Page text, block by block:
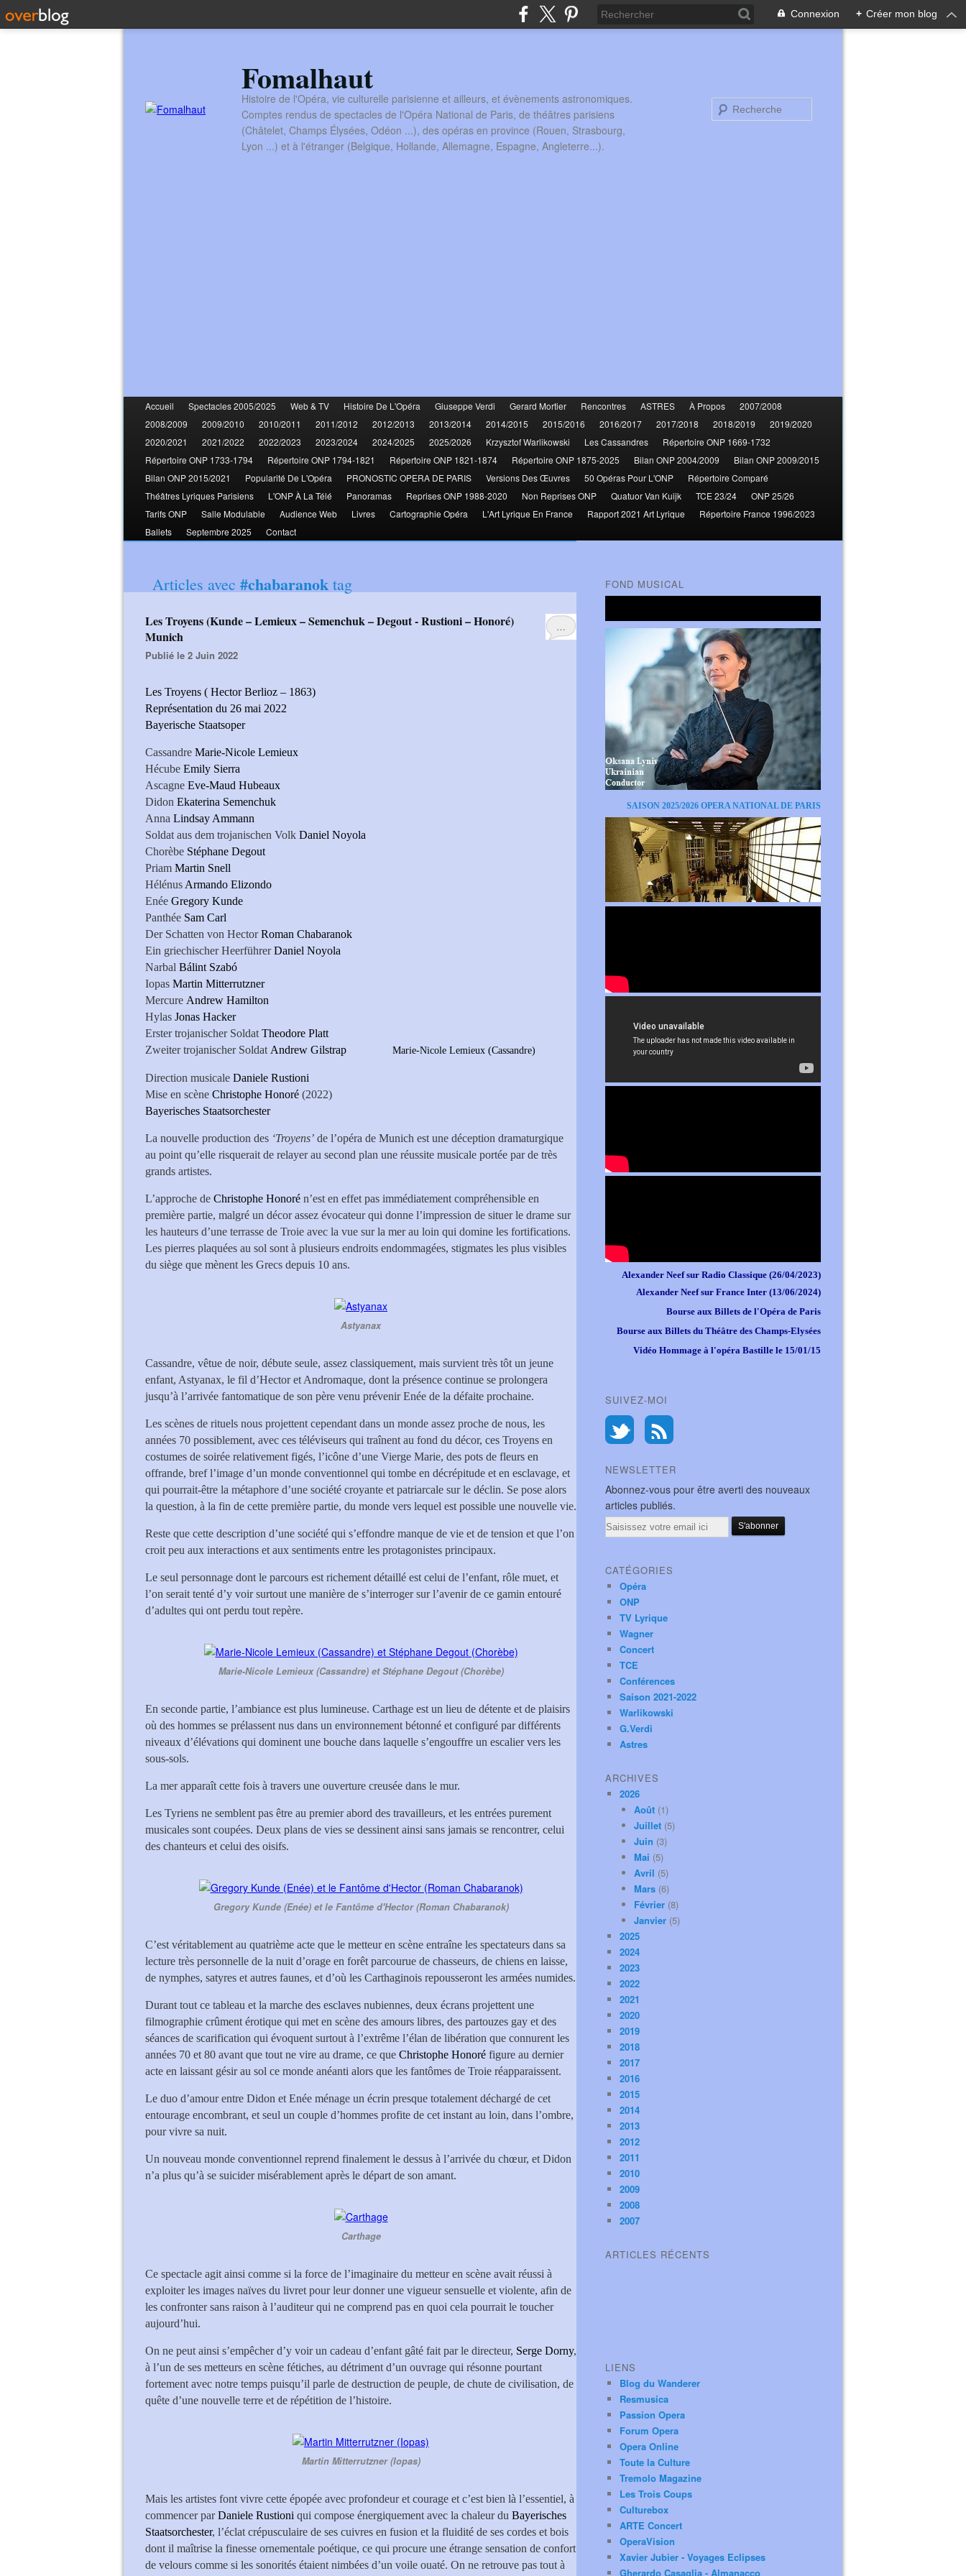
Connexion + Créer mon blog
Fomalhaut
Histoire de l'Opéra, vie culturelle parisienne et ailleurs, et évènements astronomiques.
Comptes rendus de spectacles de l'Opéra National de Paris, de théâtres parisiens
(Châtelet, Champs Élysées, Odéon ...), des opéras en province (Rouen, Strasbourg,
Lyon ...) et à l'étranger (Belgique, Hollande, Allemagne, Espagne, Angleterre...).
Accueil Spectacles 2005/2025 Web & TV Histoire De L'Opéra Giuseppe Verdi Gerard Mortier Rencontres ASTRES À Propos
2007/2008
2008/2009
2009/2010 2010/2011 2011/2012 2012/2013 2013/2014 2014/2015 2015/2016 2016/2017 2017/2018 2018/2019
2019/2020
2020/2021
2021/2022 2022/2023 2023/2024 2024/2025 2025/2026 Krzysztof Warlikowski Les Cassandres
Répertoire ONP 1669-1732
Répertoire ONP 1733-1794
Répertoire ONP 1794-1821 Répertoire ONP 1821-1874 Répertoire ONP 1875-2025 Bilan ONP 2004/2009
Bilan ONP 2009/2015
Bilan ONP 2015/2021
Popularité De L'Opéra PRONOSTIC OPERA DE PARIS Versions Des Œuvres 50 Opéras Pour L'ONP
Répertoire Comparé
Théâtres Lyriques Parisiens
L'ONP À La Télé Panoramas Reprises ONP 1988-2020 Non Reprises ONP Quatuor Van Kuijk TCE 23/24
ONP 25/26
Tarifs ONP
Salle Modulable Audience Web Livres Cartographie Opéra L'Art Lyrique En France Rapport 2021 Art Lyrique
Répertoire France 1996/2023
Ballets
Septembre 2025 Contact
Articles avec #chabaranok tag
…
Les Troyens (Kunde – Lemieux – Semenchuk – Degout - Rustioni – Honoré)
Munich
Publié le 2 Juin 2022
Les Troyens ( Hector Berlioz – 1863)
Représentation du 26 mai 2022
Bayerische Staatsoper
Cassandre Marie-Nicole Lemieux
Hécube Emily Sierra
Ascagne Eve-Maud Hubeaux
Didon Ekaterina Semenchuk
Anna Lindsay Ammann
Soldat aus dem trojanischen Volk Daniel Noyola
Chorèbe Stéphane Degout
Priam Martin Snell
Hélénus Armando Elizondo
Enée Gregory Kunde
Panthée Sam Carl
Der Schatten von HectorRoman Chabaranok
Ein griechischer HeerführerDaniel Noyola
Narbal Bálint Szabó
Iopas Martin Mitterrutzner
Mercure Andrew Hamilton
Hylas Jonas Hacker
Erster trojanischer Soldat Theodore Platt
Zweiter trojanischer Soldat Andrew Gilstrap Marie-Nicole Lemieux (Cassandre)
Direction musicale Daniele Rustioni
Mise en scène Christophe Honoré (2022)
Bayerisches Staatsorchester
La nouvelle production des ‘Troyens’ de l’opéra de Munich est une déception dramaturgique
au point qu’elle risquerait de relayer au second plan une réussite musicale portée par de très
grands artistes.
L’approche de Christophe Honoré n’est en effet pas immédiatement compréhensible en
première partie, malgré un décor assez évocateur qui donne l’impression de situer le drame sur
les hauteurs d’une terrasse de Troie avec la vue sur la mer au loin qui domine les fortifications.
Les pierres plaquées au sol sont à plusieurs endroits endommagées, stigmates les plus visibles
du siège que mènent les Grecs depuis 10 ans.
Astyanax
Cassandre, vêtue de noir, débute seule, assez classiquement, mais survient très tôt un jeune
enfant, Astyanax, le fil d’Hector et Andromaque, dont la présence continue se prolongera
jusqu’à l’arrivée fantomatique de son père venu prévenir Enée de la défaite prochaine.
Les scènes de rituels nous projettent cependant dans un monde assez proche de nous, les
années 70 possiblement, avec ces téléviseurs qui traînent au fond du décor, ces Troyens en
costumes de soirée relativement figés, l’icône d’une Vierge Marie, des pots de fleurs en
offrande, bref l’image d’un monde conventionnel qui tombe en décrépitude et en esclavage, et
qui pourrait-être la métaphore d’une société croyante et patriarcale sur le déclin. Se pose alors
la question, à la fin de cette première partie, du monde vers lequel est possible une nouvelle vie.
Reste que cette description d’une société qui s’effondre manque de vie et de tension et que l’on
croit peu aux interactions et aux sentiments entre les protagonistes principaux.
Le seul personnage dont le parcours est richement détaillé est celui de l’enfant, rôle muet, et
l’on serait tenté d’y voir surtout une manière de s’interroger sur l’avenir de ce gamin entouré
d’adultes qui ont perdu tout repère.
Marie-Nicole Lemieux (Cassandre) et Stéphane Degout (Chorèbe)
En seconde partie, l’ambiance est plus lumineuse. Carthage est un lieu de détente et de plaisirs
où des hommes se prélassent nus dans un environnement bétonné et configuré par différents
niveaux d’élévations qui dominent une bouche dans laquelle s’engouffre un escalier vers les
sous-sols.
La mer apparaît cette fois à travers une ouverture creusée dans le mur.
Les Tyriens ne semblent pas être au premier abord des travailleurs, et les entrées purement
musicales sont coupées. Deux plans de vies se dessinent ainsi sans jamais se rencontrer, celui
des chanteurs et celui des oisifs.
Gregory Kunde (Enée) et le Fantôme d'Hector (Roman Chabaranok)
C’est véritablement au quatrième acte que le metteur en scène entraîne les spectateurs dans sa
lecture très personnelle de la nuit d’orage en forêt parcourue de chasseurs, de chiens en laisse,
de nymphes, satyres et autres faunes, et d’où les Carthaginois repousseront les armées numides.
Durant tout ce tableau et la marche des esclaves nubiennes, deux écrans projettent une
filmographie crûment érotique qui met en scène des amours libres, des partouzes gay et des
séances de scarification qui évoquent surtout à l’extrême l’élan de libération que connurent les
années 70 et 80 avant que tout ne vire au drame, ce que Christophe Honoré figure au dernier
acte en laissant gésir au sol ce monde anéanti alors que les fantômes de Troie réapparaissent.
Le duo d’amour entre Didon et Enée ménage un écrin presque totalement déchargé de cet
entourage encombrant, et seul un couple d’hommes profite de cet instant au loin, dans l’ombre,
pour vivre sa nuit.
Un nouveau monde conventionnel reprend finalement le dessus à l’arrivée du chœur, et Didon
n’a plus qu’à se suicider misérablement après le départ de son amant.
Carthage
Ce spectacle agit ainsi comme si la force de l’imaginaire du metteur en scène avait réussi à
exploiter les images naïves du livret pour leur donner une vigueur sensuelle et violente, afin de
les confronter sans raison à l’auditeur qui ne comprend pas en quoi cela pourrait le toucher
aujourd’hui.
On ne peut ainsi s’empêcher d’y voir un cadeau d’enfant gâté fait par le directeur, Serge Dorny,
à l’un de ses metteurs en scène fétiches, au détriment d’un ouvrage qui résonne pourtant
fortement avec notre temps puisqu’il parle de destruction de peuple, de chute de civilisation, de
quête d’une nouvelle terre et de répétition de l’histoire.
Martin Mitterrutzner (Iopas)
Mais les artistes font vivre cette épopée avec profondeur et courage et c’est bien là l’essentiel, à
commencer parDaniele Rustioni qui compose énergiquement avec la chaleur du Bayerisches
Staatsorchester, l’éclat crépusculaire de ses cuivres en fusion et la fluidité de ses cordes et bois
dont il maîtrise la finesse ornementale poétique, ce qui procure une étrange sensation de confort
de velours comme si les sonorités étaient nimbées d’un voile ouaté. On ne retrouve pas tout à
FOND MUSICAL
SAISON 2025/2026 OPERA NATIONAL DE PARIS
Alexander Neef sur Radio Classique (26/04/2023)
Alexander Neef sur France Inter (13/06/2024)
Bourse aux Billets de l'Opéra de Paris
Bourse aux Billets du Théâtre des Champs-Elysées
Vidéo Hommage à l'opéra Bastille le 15/01/15
SUIVEZ-MOI
NEWSLETTER
Abonnez-vous pour être averti des nouveaux
articles publiés.
Email
CATÉGORIES
Opéra
ONP
TV Lyrique
Wagner
Concert
TCE
Conférences
Saison 2021-2022
Warlikowski
G.Verdi
Astres
ARCHIVES
2026
Août (1)
Juillet (5)
Juin (3)
Mai (5)
Avril (5)
Mars (6)
Février (8)
Janvier (5)
2025
2024
2023
2022
2021
2020
2019
2018
2017
2016
2015
2014
2013
2012
2011
2010
2009
2008
2007
ARTICLES RÉCENTS
LIENS
Blog du Wanderer
Resmusica
Passion Opera
Forum Opera
Opera Online
Toute la Culture
Tremolo Magazine
Les Trois Coups
Culturebox
ARTE Concert
OperaVision
Xavier Jubier - Voyages Eclipses
Gherardo Casaglia - Almanacco